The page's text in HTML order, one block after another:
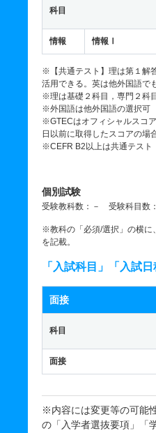
科目
情報 情報Ⅰ
※【共通テスト】理は第１解
活用できる。英は他外国語で
※理は基礎２科目，専門２科
※外国語は他外国語の選択可
※GTECはオフィシャルスコ
日以前に取得したスコアの場
※CEFR B2以上は共通テスト
個別試験
受験教科数：－ 受験科目数
※教科の「必須/選択」の横に
を記載。
「入試科目」「入試
面接
科目
面接
※内容には変更等の可能
の「入学者選抜要項」「